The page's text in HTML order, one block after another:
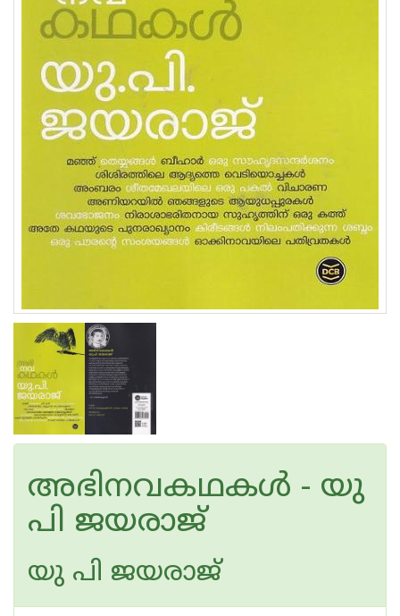
അഭിനവകഥകള്‍ - യു
പി ജയരാജ്
യു പി ജയരാജ്